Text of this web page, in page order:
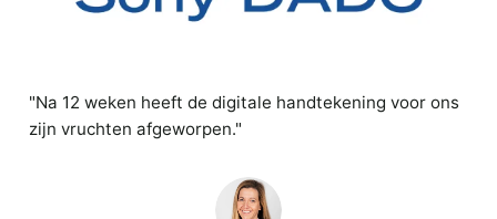
"Na 12 weken heeft de digitale handtekening voor ons
zijn vruchten afgeworpen."